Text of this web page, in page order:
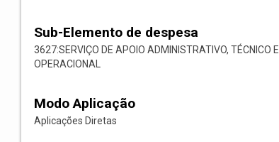
Sub-Elemento de despesa
3627:SERVIÇO DE APOIO ADMINISTRATIVO, TÉCNICO E
OPERACIONAL
Modo Aplicação
Aplicações Diretas